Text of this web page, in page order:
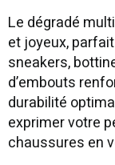
Le dégradé
et joyeux,
sneakers,
d’embouts
durabilité
exprimer votre
chaussures en